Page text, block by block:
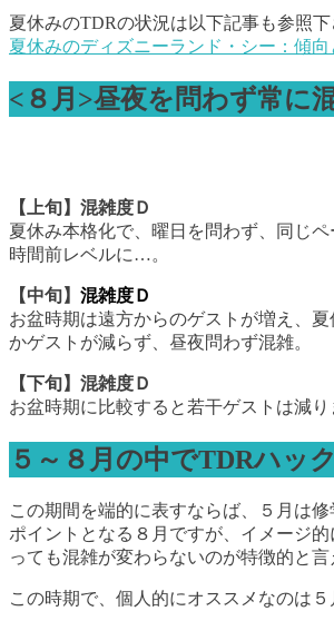
夏休みのTDRの状況は以下記事も参照下
夏休みのディズニーランド・シー：傾
<８月>昼夜を問わず常に
【上旬】混雑度Ｄ
夏休み本格化で、曜日を問わず、同じ
時間前レベルに…。
【中旬】 混雑度Ｄ
お盆時期は遠方からのゲストが増え、
かゲストが減らず、昼夜問わず混雑。
【下旬】混雑度Ｄ
お盆時期に比較すると若干ゲストは減
５～８月の中でTDRハッ
この期間を端的に表すならば、５月は
ポイントとなる８月ですが、イメージ
っても混雑が変わらないのが特徴的と言
この時期で、個人的にオススメなのは